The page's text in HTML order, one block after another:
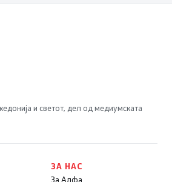
и светот, дел од медиумската
ЗА НАС
За Алфа